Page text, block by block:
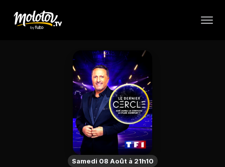
Samedi 08 Août à 21h10